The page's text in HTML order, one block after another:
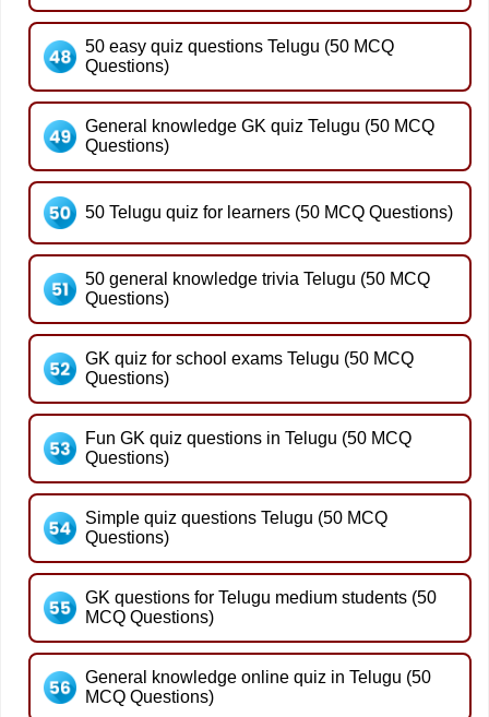
50 easy quiz questions Telugu (50 MCQ
Questions)
General knowledge GK quiz Telugu (50 MCQ
Questions)
50 Telugu quiz for learners (50 MCQ Questions)
50 general knowledge trivia Telugu (50 MCQ
Questions)
GK quiz for school exams Telugu (50 MCQ
Questions)
Fun GK quiz questions in Telugu (50 MCQ
Questions)
Simple quiz questions Telugu (50 MCQ
Questions)
GK questions for Telugu medium students (50
MCQ Questions)
General knowledge online quiz in Telugu (50
MCQ Questions)